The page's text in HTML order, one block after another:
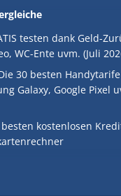
testen dank Geld-
WC-Ente uvm. (Juli
30 besten
Galaxy, Google Pixel
besten kostenlosen